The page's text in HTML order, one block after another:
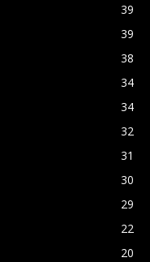
39
39
38
34
34
32
31
30
29
22
20